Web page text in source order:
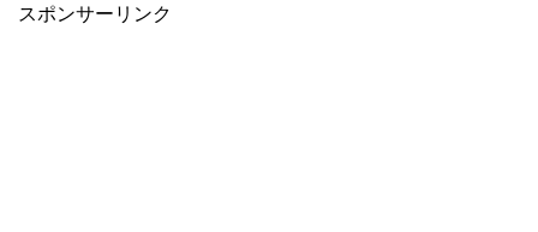
スポンサーリンク